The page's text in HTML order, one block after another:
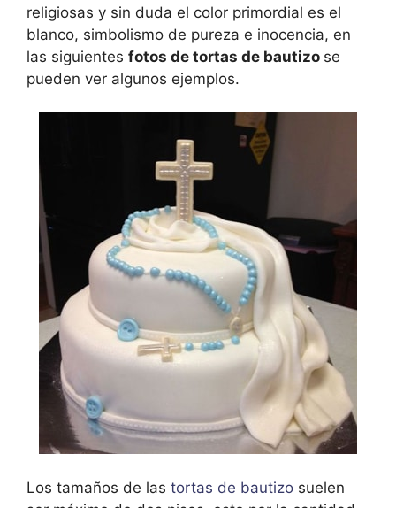
religiosas y sin duda el color primordial es el
blanco, simbolismo de pureza e inocencia, en
las siguientes fotos de tortas de bautizo se
pueden ver algunos ejemplos.
Los tamaños de las tortas de bautizo suelen